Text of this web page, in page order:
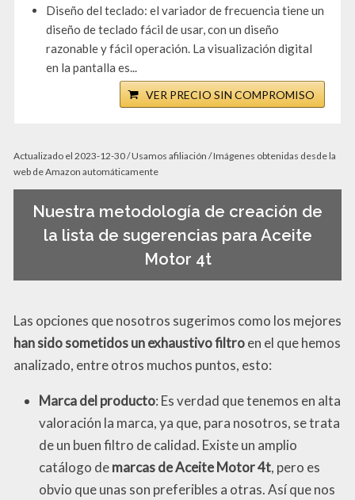
Diseño del teclado: el variador de frecuencia tiene un
diseño de teclado fácil de usar, con un diseño
razonable y fácil operación. La visualización digital
en la pantalla es...
VER PRECIO SIN COMPROMISO
Actualizado el 2023-12-30 / Usamos afiliación / Imágenes obtenidas desde la
web de Amazon automáticamente
Nuestra metodología de creación de
la lista de sugerencias para Aceite
Motor 4t
Las opciones que nosotros sugerimos como los mejores
han sido sometidos un exhaustivo filtroen el que hemos
analizado, entre otros muchos puntos, esto:
Marca del producto: Es verdad que tenemos en alta
valoración la marca, ya que, para nosotros, se trata
de un buen filtro de calidad. Existe un amplio
catálogo demarcas de Aceite Motor 4t, pero es
obvio que unas son preferibles a otras. Así que nos